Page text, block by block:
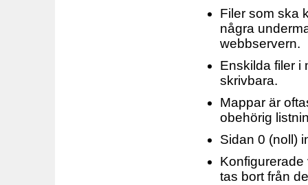
Filer som ska
några
webbservern.
Enskilda filer i
skrivbara.
Mappar är
obehörig
Sidan 0 (noll)
tas bort från